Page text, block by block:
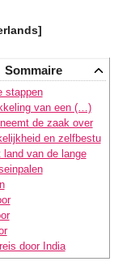
Sommaire
stappen
van een (…)
de zaak over
en zelfbestu
land van de lange
door India